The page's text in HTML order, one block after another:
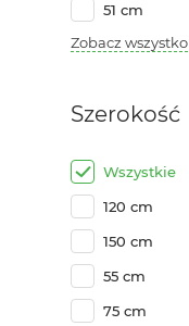
51 cm
Zobacz wszystko
Szerokość
Wszystkie
120 cm
150 cm
55 cm
75 cm